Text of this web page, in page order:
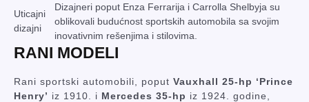
Uticajni
dizajni
Dizajneri poput Enza Ferrarija i Carrolla Shelbyja su
oblikovali budućnost sportskih automobila sa svojim
inovativnim rešenjima i stilovima.
RANI MODELI
Rani sportski automobili, poput Vauxhall 25-hp ‘Prince
Henry’ iz 1910. i Mercedes 35-hp iz 1924. godine,